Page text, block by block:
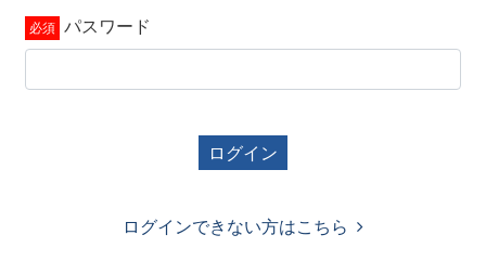
パスワード
ログイン
ログインできない方はこちら